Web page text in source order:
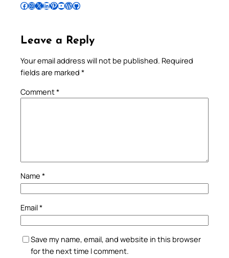
Follow Pradeep on Facebook Follow Pradeep on InstagramFollow Pradeep on X Follow Pradeep on LinkedIn Follow Pradeep on Pinterest Subscribe to Pradeep’s Youtube Channel Follow Pradeep on WordPress Follow Pradeep on GitHub
Leave a Reply
Your email address will not be published. Required
fields are marked *
Comment*
Name *
Email*
Save my name, email, and website in this browser
for the next time I comment.